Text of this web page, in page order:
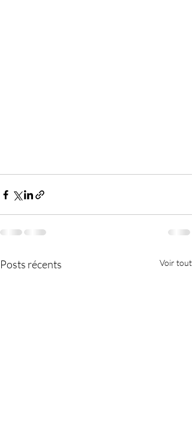
Posts récents Voir tout